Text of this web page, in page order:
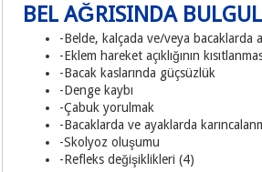
BEL AĞRISINDA
-Belde, kalçada ve/veya bacaklarda
-Eklem hareket açıklığının
-Bacak kaslarında güçsüzlük
-Denge kaybı
-Çabuk yorulmak
-Bacaklarda ve ayaklarda
-Skolyoz oluşumu
-Refleks değişiklikleri (4)